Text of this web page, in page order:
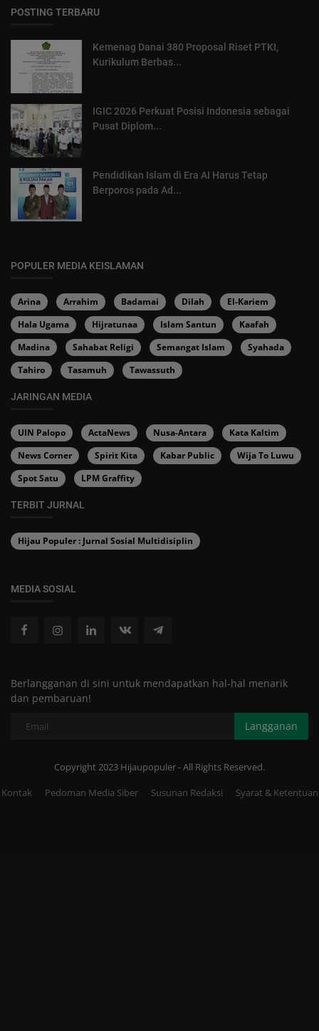
POSTING TERBARU
Kemenag Danai 380 Proposal Riset PTKI,
Kurikulum Berbas...
IGIC 2026 Perkuat Posisi Indonesia sebagai
Pusat Diplom...
Pendidikan Islam di Era AI Harus Tetap
Berporos pada Ad...
POPULER MEDIA KEISLAMAN
Arina Arrahim Badamai Dilah
El-Kariem
Hala Ugama
Hijratunaa Islam Santun
Kaafah
Madina
Sahabat Religi Semangat Islam
Syahada
Tahiro
Tasamuh Tawassuth
JARINGAN MEDIA
UIN Palopo ActaNews Nusa-Antara
Kata Kaltim
News Corner
Spirit Kita Kabar Public
Wija To Luwu
Spot Satu
LPM Graffity
TERBIT JURNAL
Hijau Populer : Jurnal Sosial Multidisiplin
MEDIA SOSIAL
Berlangganan di sini untuk mendapatkan hal-hal menarik
dan pembaruan!
Langganan
Copyright 2023 Hijaupopuler - All Rights Reserved.
Kontak
Pedoman Media Siber Susunan Redaksi Syarat & Ketentuan